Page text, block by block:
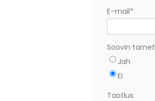
E-mail*
Soovin tarnet
Jah
Ei
Taotlus